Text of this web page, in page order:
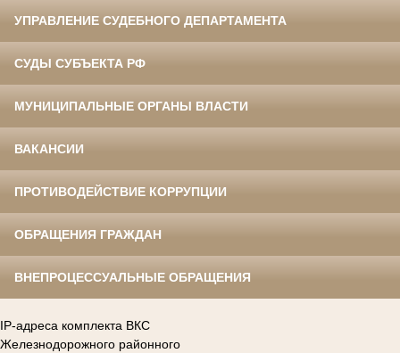
УПРАВЛЕНИЕ СУДЕБНОГО ДЕПАРТАМЕНТА
СУДЫ СУБЪЕКТА РФ
МУНИЦИПАЛЬНЫЕ ОРГАНЫ ВЛАСТИ
ВАКАНСИИ
ПРОТИВОДЕЙСТВИЕ КОРРУПЦИИ
ОБРАЩЕНИЯ ГРАЖДАН
ВНЕПРОЦЕССУАЛЬНЫЕ ОБРАЩЕНИЯ
IP-адреса комплекта ВКС
Железнодорожного районного